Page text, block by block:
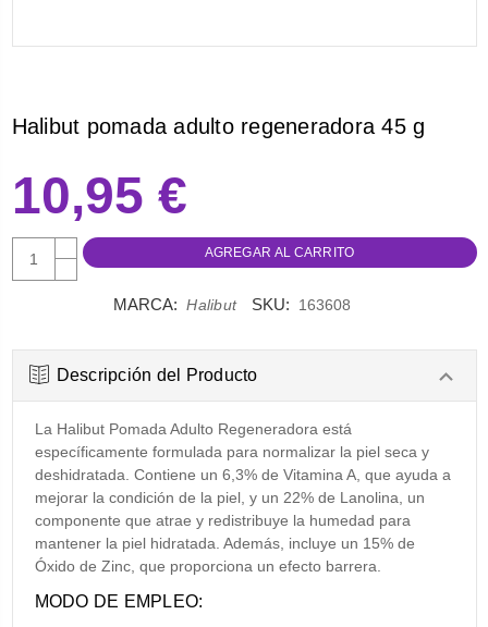
Halibut pomada adulto regeneradora 45 g
10,95 €
AUMENTAR
CANTIDAD:
DISMINUIR
MARCA: Halibut SKU: 163608
Descripción del Producto
La Halibut Pomada Adulto Regeneradora está
específicamente formulada para normalizar la piel seca y
deshidratada. Contiene un 6,3% de Vitamina A, que ayuda a
mejorar la condición de la piel, y un 22% de Lanolina, un
componente que atrae y redistribuye la humedad para
mantener la piel hidratada. Además, incluye un 15% de
Óxido de Zinc, que proporciona un efecto barrera.
MODO DE EMPLEO: